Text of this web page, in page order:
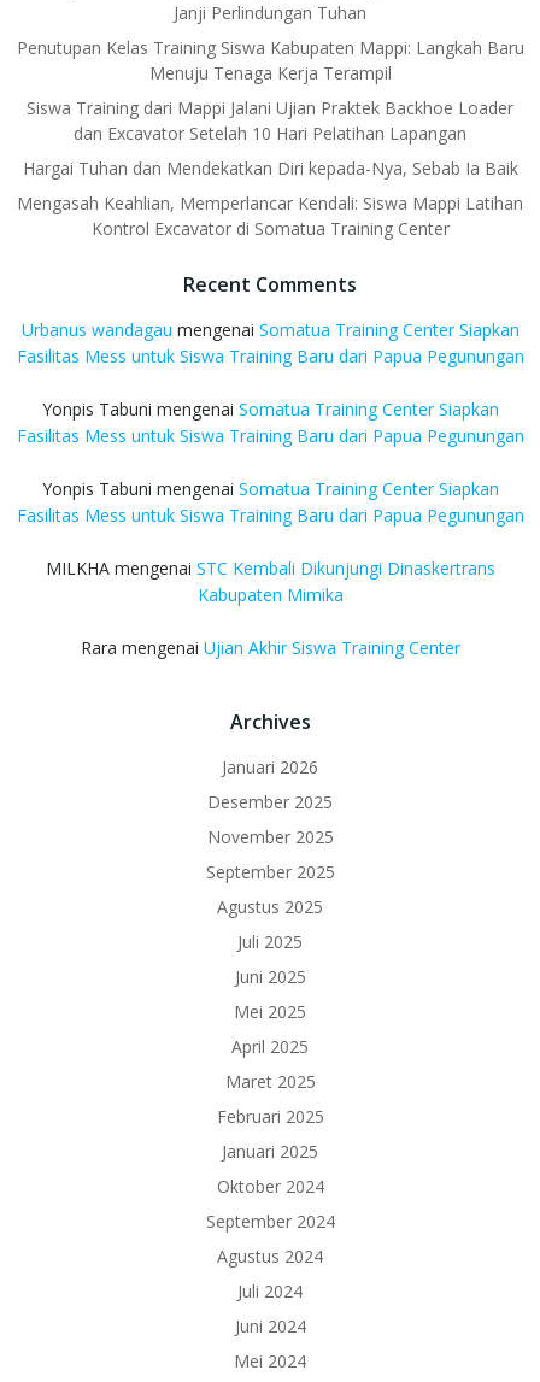
Janji Perlindungan Tuhan
Penutupan Kelas Training Siswa Kabupaten Mappi: Langkah Baru
Menuju Tenaga Kerja Terampil
Siswa Training dari Mappi Jalani Ujian Praktek Backhoe Loader
dan Excavator Setelah 10 Hari Pelatihan Lapangan
Hargai Tuhan dan Mendekatkan Diri kepada-Nya, Sebab Ia Baik
Mengasah Keahlian, Memperlancar Kendali: Siswa Mappi Latihan
Kontrol Excavator di Somatua Training Center
Recent Comments
Urbanus wandagau mengenai Somatua Training Center Siapkan
Fasilitas Mess untuk Siswa Training Baru dari Papua Pegunungan
Yonpis Tabuni mengenai Somatua Training Center Siapkan
Fasilitas Mess untuk Siswa Training Baru dari Papua Pegunungan
Yonpis Tabuni mengenai Somatua Training Center Siapkan
Fasilitas Mess untuk Siswa Training Baru dari Papua Pegunungan
MILKHAmengenai STC Kembali Dikunjungi Dinaskertrans
Kabupaten Mimika
Rara mengenai Ujian Akhir Siswa Training Center
Archives
Januari 2026
Desember 2025
November 2025
September 2025
Agustus 2025
Juli 2025
Juni 2025
Mei 2025
April 2025
Maret 2025
Februari 2025
Januari 2025
Oktober 2024
September 2024
Agustus 2024
Juli 2024
Juni 2024
Mei 2024